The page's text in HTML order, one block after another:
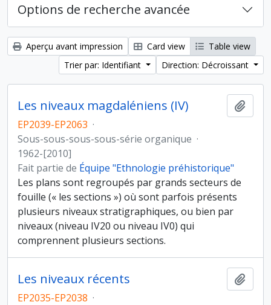
Options de recherche avancée
Aperçu avant impression Card view
Table view
Trier par: Identifiant
Direction: Décroissant
Les niveaux magdaléniens (IV)
EP2039-EP2063 ·
Sous-sous-sous-sous-série organique ·
1962-[2010]
Fait partie de Équipe "Ethnologie préhistorique"
Les plans sont regroupés par grands secteurs de
fouille (« les sections ») où sont parfois présents
plusieurs niveaux stratigraphiques, ou bien par
niveaux (niveau IV20 ou niveau IV0) qui
comprennent plusieurs sections.
Les niveaux récents
EP2035-EP2038 ·